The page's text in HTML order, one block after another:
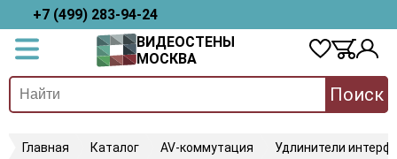
+7 (499) 283-94-24
ВИДЕОСТЕНЫ
МОСКВА
Поиск
Главная Каталог AV-коммутация Удлинители